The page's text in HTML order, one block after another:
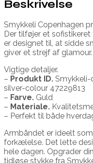
Beskrivelse
Smykkeli Copenhagen
Der tilføjer et
er designet til, at sidde
giver et strejf af glamour.
Vigtige detaljer.
– Produkt ID.
silver-colour 47229813
– Farve. Guld
– Materiale.
– Perfekt til både
Armbåndet er ideelt
forkælelse. Det lette
hele dagen. Opgrader
tidløse stykke fra